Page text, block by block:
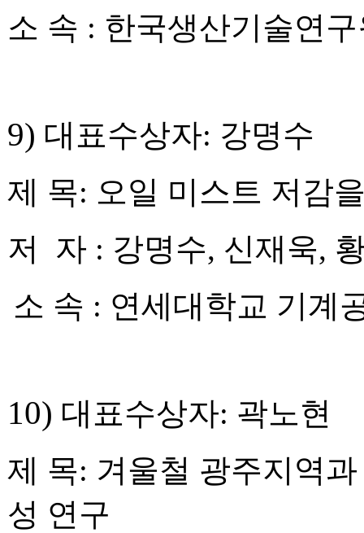
소 속 : 한국생산기술연
9) 대표수상자: 강명수
제 목: 오일 미스트 저감
저 자 : 강명수, 신재욱,
소 속 : 연세대학교 기계
10) 대표수상자: 곽노현
제 목: 겨울철 광주지역
성 연구